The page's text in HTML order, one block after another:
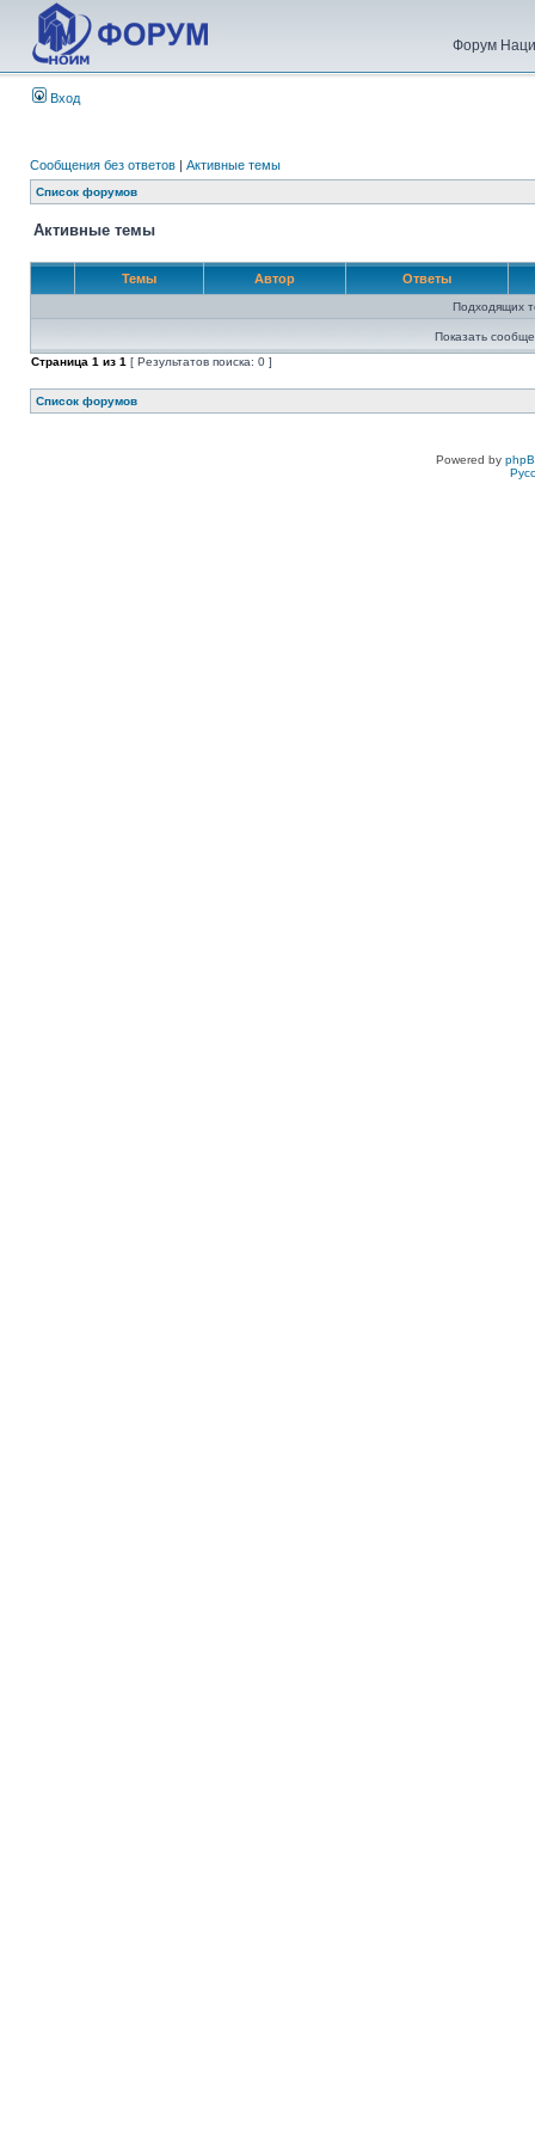
Форум
Вход
Сообщения без ответов | Активные темы
Список форумов
Активные темы
Темы Автор Ответы
Подходящих
Показать
Страница 1 из 1 [ Результатов поиска: 0 ]
Список форумов
Powered by